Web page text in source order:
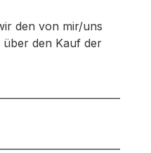
den von mir/uns
über den Kauf der